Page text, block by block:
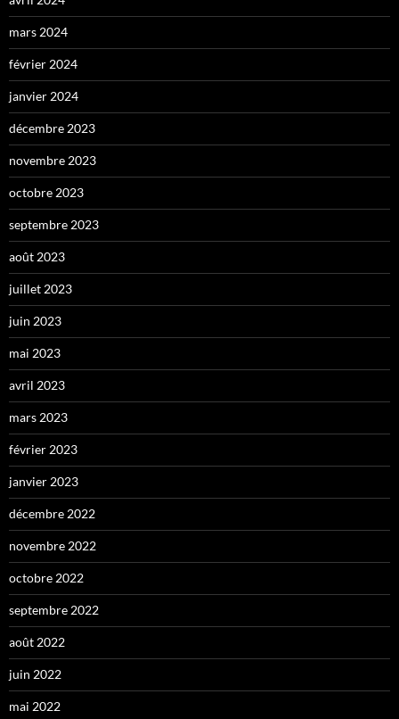
mars 2024
février 2024
janvier 2024
décembre 2023
novembre 2023
octobre 2023
septembre 2023
août 2023
juillet 2023
juin 2023
mai 2023
avril 2023
mars 2023
février 2023
janvier 2023
décembre 2022
novembre 2022
octobre 2022
septembre 2022
août 2022
juin 2022
mai 2022